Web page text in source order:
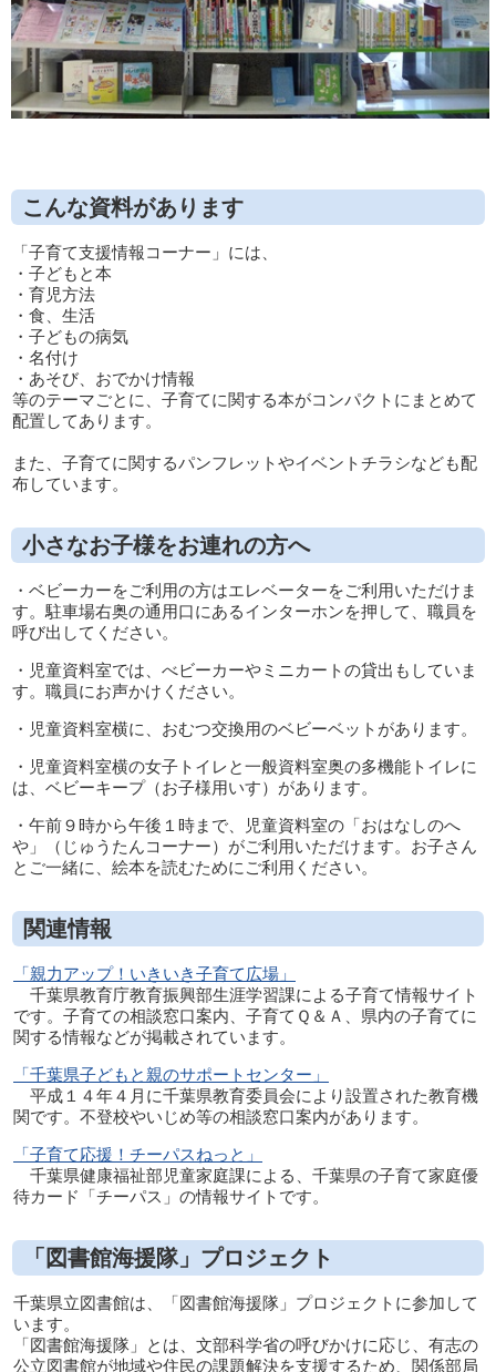
こんな資料があります
「子育て支援情報コーナー」には、
・子どもと本
・育児方法
・食、生活
・子どもの病気
・名付け
・あそび、おでかけ情報
等のテーマごとに、子育てに関する本がコンパクトにまとめて
配置してあります。
また、子育てに関するパンフレットやイベントチラシなども配
布しています。
小さなお子様をお連れの方へ
・ベビーカーをご利用の方はエレベーターをご利用いただけま
す。駐車場右奥の通用口にあるインターホンを押して、職員を
呼び出してください。
・児童資料室では、べビーカーやミニカートの貸出もしていま
す。職員にお声かけください。
・児童資料室横に、おむつ交換用のベビーベットがあります。
・児童資料室横の女子トイレと一般資料室奥の多機能トイレに
は、ベビーキープ（お子様用いす）があります。
・午前９時から午後１時まで、児童資料室の「おはなしのへ
や」（じゅうたんコーナー）がご利用いただけます。お子さん
とご一緒に、絵本を読むためにご利用ください。
関連情報
「親力アップ！いきいき子育て広場」
千葉県教育庁教育振興部生涯学習課による子育て情報サイト
です。子育ての相談窓口案内、子育てＱ＆Ａ、県内の子育てに
関する情報などが掲載されています。
「千葉県子どもと親のサポートセンター」
平成１４年４月に千葉県教育委員会により設置された教育機
関です。不登校やいじめ等の相談窓口案内があります。
「子育て応援！チーパスねっと」
千葉県健康福祉部児童家庭課による、千葉県の子育て家庭優
待カード「チーパス」の情報サイトです。
「図書館海援隊」プロジェクト
千葉県立図書館は、「図書館海援隊」プロジェクトに参加して
います。
「図書館海援隊」とは、文部科学省の呼びかけに応じ、有志の
公立図書館が地域や住民の課題解決を支援するため、関係部局